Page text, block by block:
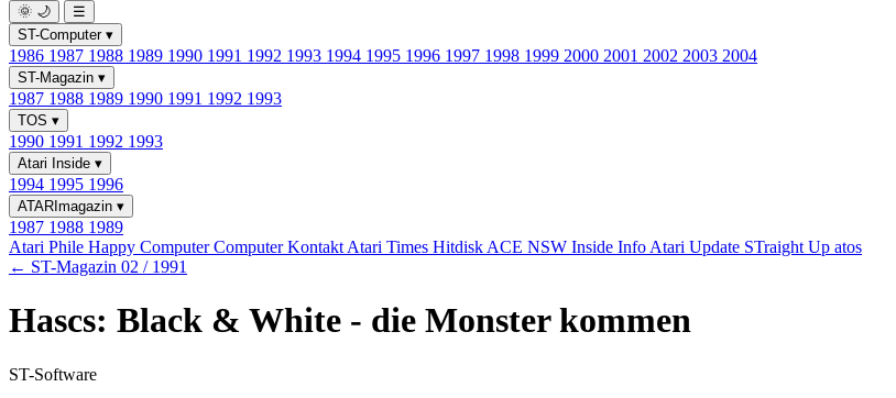
🌞 🌙
☰
ST-Computer ▾
1986 1987 1988 1989 1990 1991 1992 1993 1994 1995 1996 1997 1998 1999 2000 2001 2002 2003 2004
ST-Magazin ▾
1987 1988 1989 1990 1991 1992 1993
TOS ▾
1990 1991 1992 1993
Atari Inside ▾
1994 1995 1996
ATARImagazin ▾
1987 1988 1989
Atari Phile Happy ComputerComputer Kontakt Atari Times Hitdisk ACE NSW Inside Info Atari Update STraight Up atos
← ST-Magazin 02 / 1991
Hascs: Black & White - die Monster kommen
ST-Software